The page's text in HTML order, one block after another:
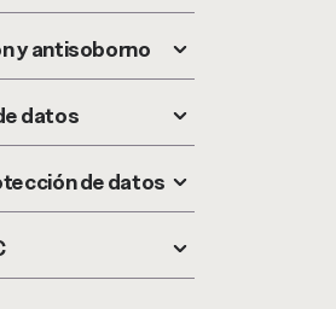
y antisoborno
datos
de datos